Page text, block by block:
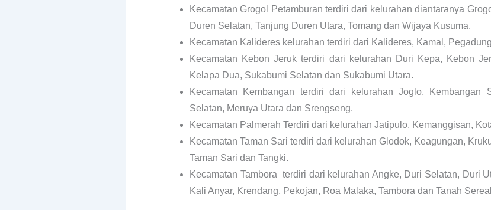
Kecamatan Grogol Petamburan terdiri dari kelurahan diantaranya
Duren Selatan, Tanjung Duren Utara, Tomang dan Wijaya Kusuma.
Kecamatan Kalideres kelurahan terdiri dari Kalideres, Kamal,
Kecamatan Kebon Jeruk terdiri dari kelurahan Duri Kepa, Kebon
Kelapa Dua, Sukabumi Selatan dan Sukabumi Utara.
Kecamatan Kembangan terdiri dari kelurahan Joglo, Kembangan
Selatan, Meruya Utara dan Srengseng.
Kecamatan Palmerah Terdiri dari kelurahan Jatipulo, Kemanggisan,
Kecamatan Taman Sari terdiri dari kelurahan Glodok, Keagungan,
Taman Sari dan Tangki.
Kecamatan Tambora terdiri dari kelurahan Angke, Duri Selatan, Duri
Kali Anyar, Krendang, Pekojan, Roa Malaka, Tambora dan Tanah